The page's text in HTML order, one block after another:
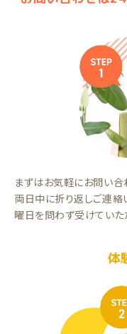
まずはお気軽にお問い合
両日中に折り返しご連絡
曜日を問わず受けていた
体